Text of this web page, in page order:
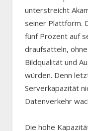
unterstreicht
seiner Plattform.
fünf Prozent auf
draufsatteln,
Bildqualität und
würden. Denn
Serverkapazität
Datenverkehr
Die hohe